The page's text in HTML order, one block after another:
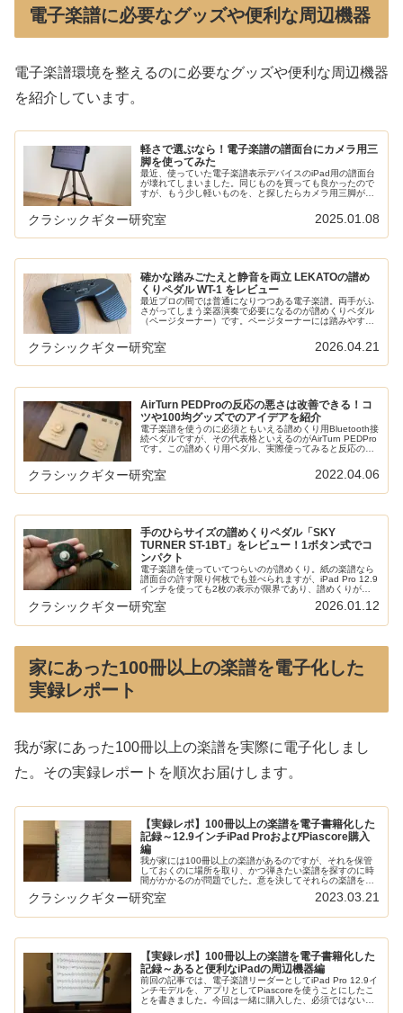
電子楽譜に必要なグッズや便利な周辺機器
電子楽譜環境を整えるのに必要なグッズや便利な周辺機器
を紹介しています。
軽さで選ぶなら！電子楽譜の譜面台にカメラ用三
脚を使ってみた
最近、使っていた電子楽譜表示デバイスのiPad用の譜面台
が壊れてしまいました。同じものを買っても良かったので
すが、もう少し軽いものを、と探したらカメラ用三脚がよ
の電子楽譜に関する記事は以下...
クラシックギター研究室 2025.01.08
確かな踏みごたえと静音を両立 LEKATOの譜め
くりペダル WT-1 をレビュー
最近プロの間では普通になりつつある電子楽譜。両手がふ
さがってしまう楽器演奏で必要になるのが譜めくりペダル
（ページターナー）です。ページターナーには踏みやすさ
LEKATO WT-1はそれらを両立...
クラシックギター研究室 2026.04.21
AirTurn PEDProの反応の悪さは改善できる！コ
ツや100均グッズでのアイデアを紹介
電子楽譜を使うのに必須ともいえる譜めくり用Bluetooth接
続ペダルですが、その代表格といえるのがAirTurn PEDPro
です。この譜めくり用ペダル、実際使ってみると反応の悪
た人もい...
クラシックギター研究室 2022.04.06
手のひらサイズの譜めくりペダル「SKY
TURNER ST-1BT」をレビュー！1ボタン式でコ
ンパクト
電子楽譜を使っていてつらいのが譜めくり。紙の楽譜なら
譜面台の許す限り何枚でも並べられますが、iPad Pro 12.9
インチを使っても2枚の表示が限界であり、譜めくりが欠
かせません。しかしながら、世の中で売られている譜めく
りデバイスはどれも...
クラシックギター研究室 2026.01.12
家にあった100冊以上の楽譜を電子化した
実録レポート
我が家にあった100冊以上の楽譜を実際に電子化しまし
た。その実録レポートを順次お届けします。
【実録レポ】100冊以上の楽譜を電子書籍化した
記録～12.9インチiPad ProおよびPiascore購入
編
我が家には100冊以上の楽譜があるのですが、それを保管
しておくのに場所を取り、かつ弾きたい楽譜を探すのに時
間がかかるのが問題でした。意を決してそれらの楽譜をす
べて電子楽譜化することを決意し、実行し始めた次第で
す。順を追って書いていこうと思い...
クラシックギター研究室 2023.03.21
【実録レポ】100冊以上の楽譜を電子書籍化した
記録～あると便利なiPadの周辺機器編
前回の記事では、電子楽譜リーダーとしてiPad Pro 12.9イ
ンチモデルを、アプリとしてPiascoreを使うことにしたこ
とを書きました。今回は一緒に購入した、必須ではないけ